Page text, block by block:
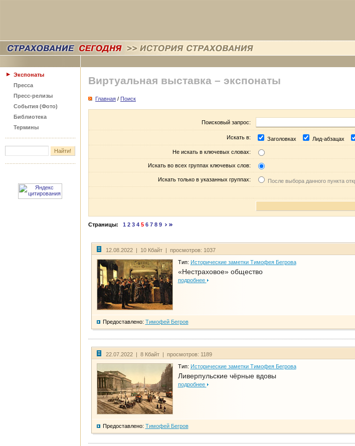
Экспонаты
Пресса
Пресс-релизы
События (Фото)
Библиотека
Термины
Виртуальная выставка – экспонаты
Главная / Поиск
Поисковый запрос:
Искать в: Заголовках Лид-абзацах
Не искать в ключевых словах:
Искать во всех группах ключевых слов:
Искать только в указанных группах: После выбора данного пункта
Страницы: 1 2 3 4 5 6 7 8 9
12.08.2022 | 10 Кбайт | просмотров: 1037
Тип: Исторические заметки Тимофея Бегрова
«Нестраховое» общество
подробнее
Предоставлено: Тимофей Бегров
22.07.2022 | 8 Кбайт | просмотров: 1189
Тип: Исторические заметки Тимофея Бегрова
Ливерпульские чёрные вдовы
подробнее
Предоставлено: Тимофей Бегров